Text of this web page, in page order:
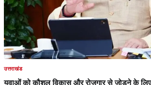
उत्तराखंड
युवाओं को कौशल विकास और रोजगार से जोड़ने के लिए